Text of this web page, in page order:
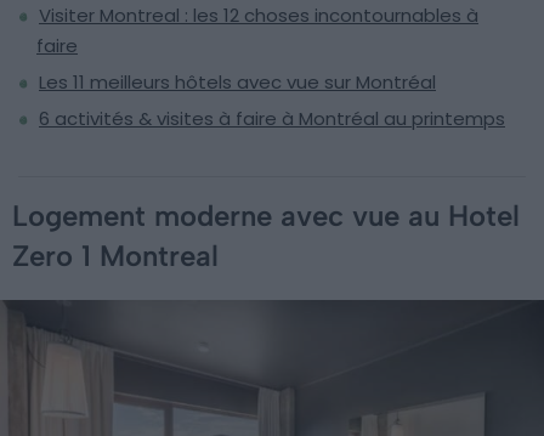
Visiter Montreal : les 12 choses incontournables à
faire
Les 11 meilleurs hôtels avec vue sur Montréal
6 activités & visites à faire à Montréal au printemps
Logement moderne avec vue au Hotel
Zero 1 Montreal